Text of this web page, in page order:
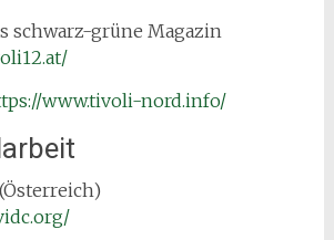
schwarz-grüne Magazin
www.tivoli-nord.info/